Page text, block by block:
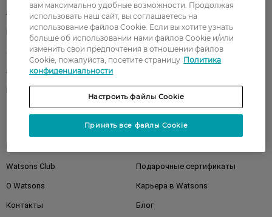
Лицо
Подарки Детям
Волосы
Аксессуары
Бренды
Watsons Club Подарочные сертификаты
О Watsons Карьера в Watsons
Контакты Блог
вам максимально удобные возможности. Продолжая
использовать наш сайт, вы соглашаетесь на
использование файлов Cookie. Если вы хотите узнать
больше об использовании нами файлов Cookie и/или
изменить свои предпочтения в отношении файлов
Cookie, пожалуйста, посетите страницу Политика
конфиденциальности
Настроить файлы Cookie
Принять все файлы Cookie